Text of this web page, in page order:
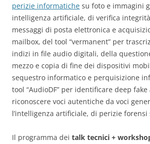
perizie informatiche su foto e immagini
intelligenza artificiale, di verifica
messaggi di posta elettronica e
mailbox, del tool “vermanent” per
indizi in file audio digitali, della
mezzo e copia di fine dei dispositivi
sequestro informatico e perquisizione
tool “AudioDF” per identificare deep fake
riconoscere voci autentiche da voci
l’intelligenza artificiale, di perizie forensi
Il programma dei talk tecnici +